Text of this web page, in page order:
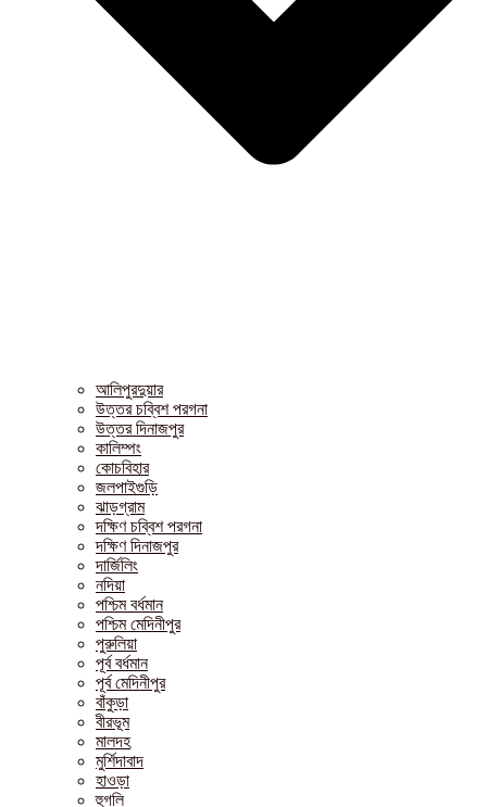
আলিপুরদুয়ার
উত্তর চব্বিশ পরগনা
উত্তর দিনাজপুর
কালিম্পং
কোচবিহার
জলপাইগুড়ি
ঝাড়গ্রাম
দক্ষিণ চব্বিশ পরগনা
দক্ষিণ দিনাজপুর
দার্জিলিং
নদিয়া
পশ্চিম বর্ধমান
পশ্চিম মেদিনীপুর
পুরুলিয়া
পূর্ব বর্ধমান
পূর্ব মেদিনীপুর
বাঁকুড়া
বীরভূম
মালদহ
মুর্শিদাবাদ
হাওড়া
হুগলি